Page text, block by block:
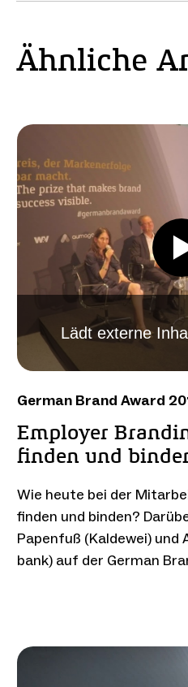
Ähnliche
Lädt externe
German Brand Award
Employer
finden und
Wie heute bei der
finden und binden?
Papenfuß (Kaldewei) und
bank) auf der German